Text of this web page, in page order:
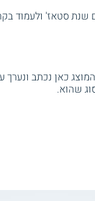
סטאז' ולעמוד
כאן נכתב ונערך
שהוא.